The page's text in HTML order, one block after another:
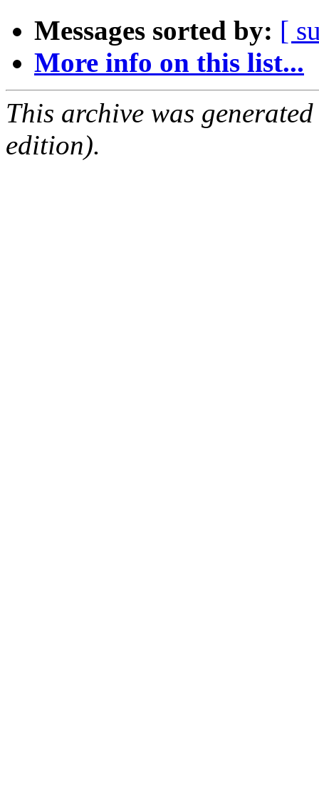
Messages sorted by: [
More info on this list...
This archive was
edition).